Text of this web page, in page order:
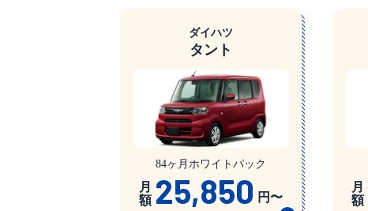
ダイハツ
タント
84ヶ月ホワイトパック
月
額 25,850 円〜
月
額